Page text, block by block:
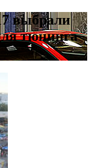
выбрали
тюнинга